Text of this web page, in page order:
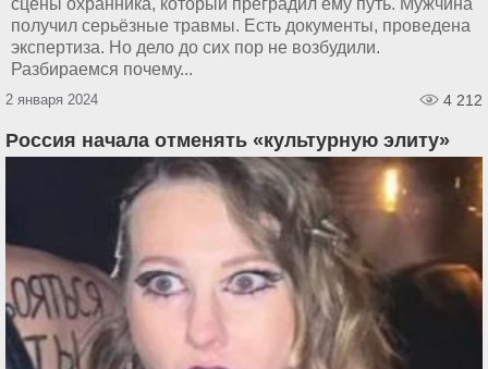
сцены охранника, который преградил ему путь. Мужчина
получил серьёзные травмы. Есть документы, проведена
экспертиза. Но дело до сих пор не возбудили.
Разбираемся почему...
2 января 2024 4 212
Россия начала отменять «культурную элиту»